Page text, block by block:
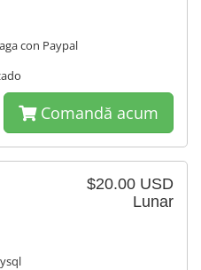
con Paypal
Comandă acum
$20.00 USD
Lunar